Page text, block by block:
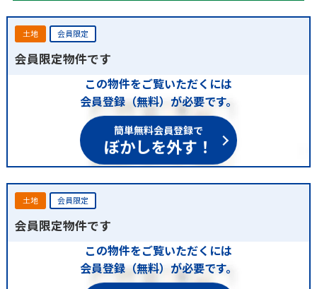
土地 会員限定
会員限定物件です
この物件をご覧いただくには
会員登録（無料）が必要です。
簡単無料会員登録で
ぼかしを外す！
土地 会員限定
会員限定物件です
この物件をご覧いただくには
会員登録（無料）が必要です。